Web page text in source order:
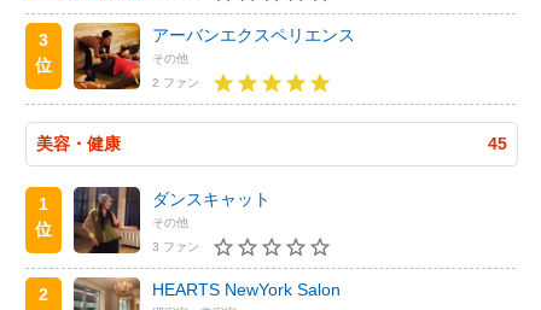
3
位
アーバンエクスペリエンス
その他
2 ファン
美容・健康 45
1
位
ダンスキャット
その他
3 ファン
2
HEARTS NewYork Salon